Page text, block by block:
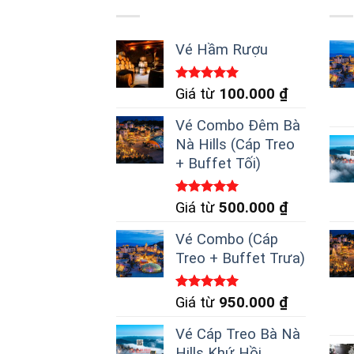
biến
Các
tùy
thể
sản
Vé Hầm Rượu
Được xếp
Giá từ 100.000 ₫
Vé Combo Đêm Bà
Nà Hills (Cáp Treo
+ Buffet Tối)
Được xếp
Giá từ 500.000 ₫
Vé Combo (Cáp
Treo + Buffet Trưa)
Được xếp
Giá từ 950.000 ₫
Vé Cáp Treo Bà Nà